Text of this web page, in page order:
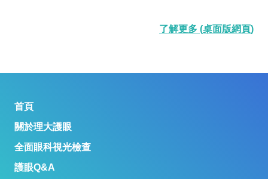
了解更多 (桌面版網頁)
首頁
關於理大護眼
全面眼科視光檢查
護眼Q&A